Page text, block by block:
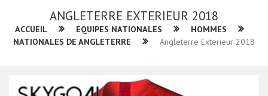
ANGLETERRE EXTERIEUR 2018
ACCUEIL EQUIPES NATIONALES
HOMMES
NATIONALES DE ANGLETERRE
Angleterre Exterieur 2018